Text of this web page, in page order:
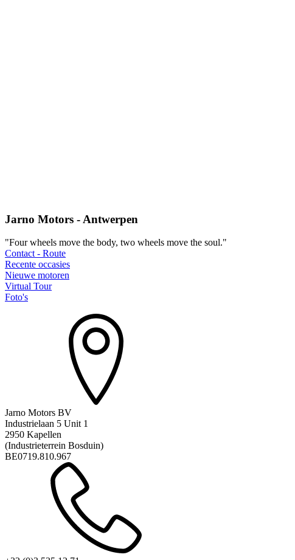
Jarno Motors - Antwerpen
"Four wheels move the body, two wheels move the soul."
Contact - Route
Recente occasies
Nieuwe motoren
Virtual Tour
Foto's
Jarno Motors BV
Industrielaan 5 Unit 1
2950 Kapellen
(Industrieterrein Bosduin)
BE0719.810.967